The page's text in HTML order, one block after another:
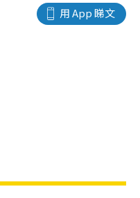
用 App 睇文